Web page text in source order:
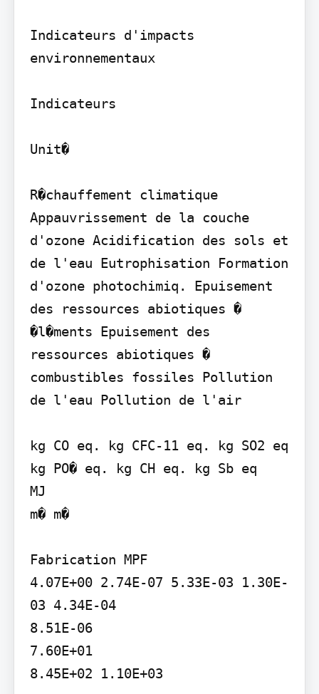
Indicateurs d'impacts
environnementaux
Indicateurs
Unit�
R�chauffement climatique
Appauvrissement de la couche
d'ozone Acidification des sols et
de l'eau Eutrophisation Formation
d'ozone photochimiq. Epuisement
des ressources abiotiques �
�l�ments Epuisement des
ressources abiotiques �
combustibles fossiles Pollution
de l'eau Pollution de l'air
kg CO eq. kg CFC-11 eq. kg SO2 eq
kg PO� eq. kg CH eq. kg Sb eq
MJ
m� m�
Fabrication MPF
4.07E+00 2.74E-07 5.33E-03 1.30E-
03 4.34E-04
8.51E-06
7.60E+01
8.45E+02 1.10E+03